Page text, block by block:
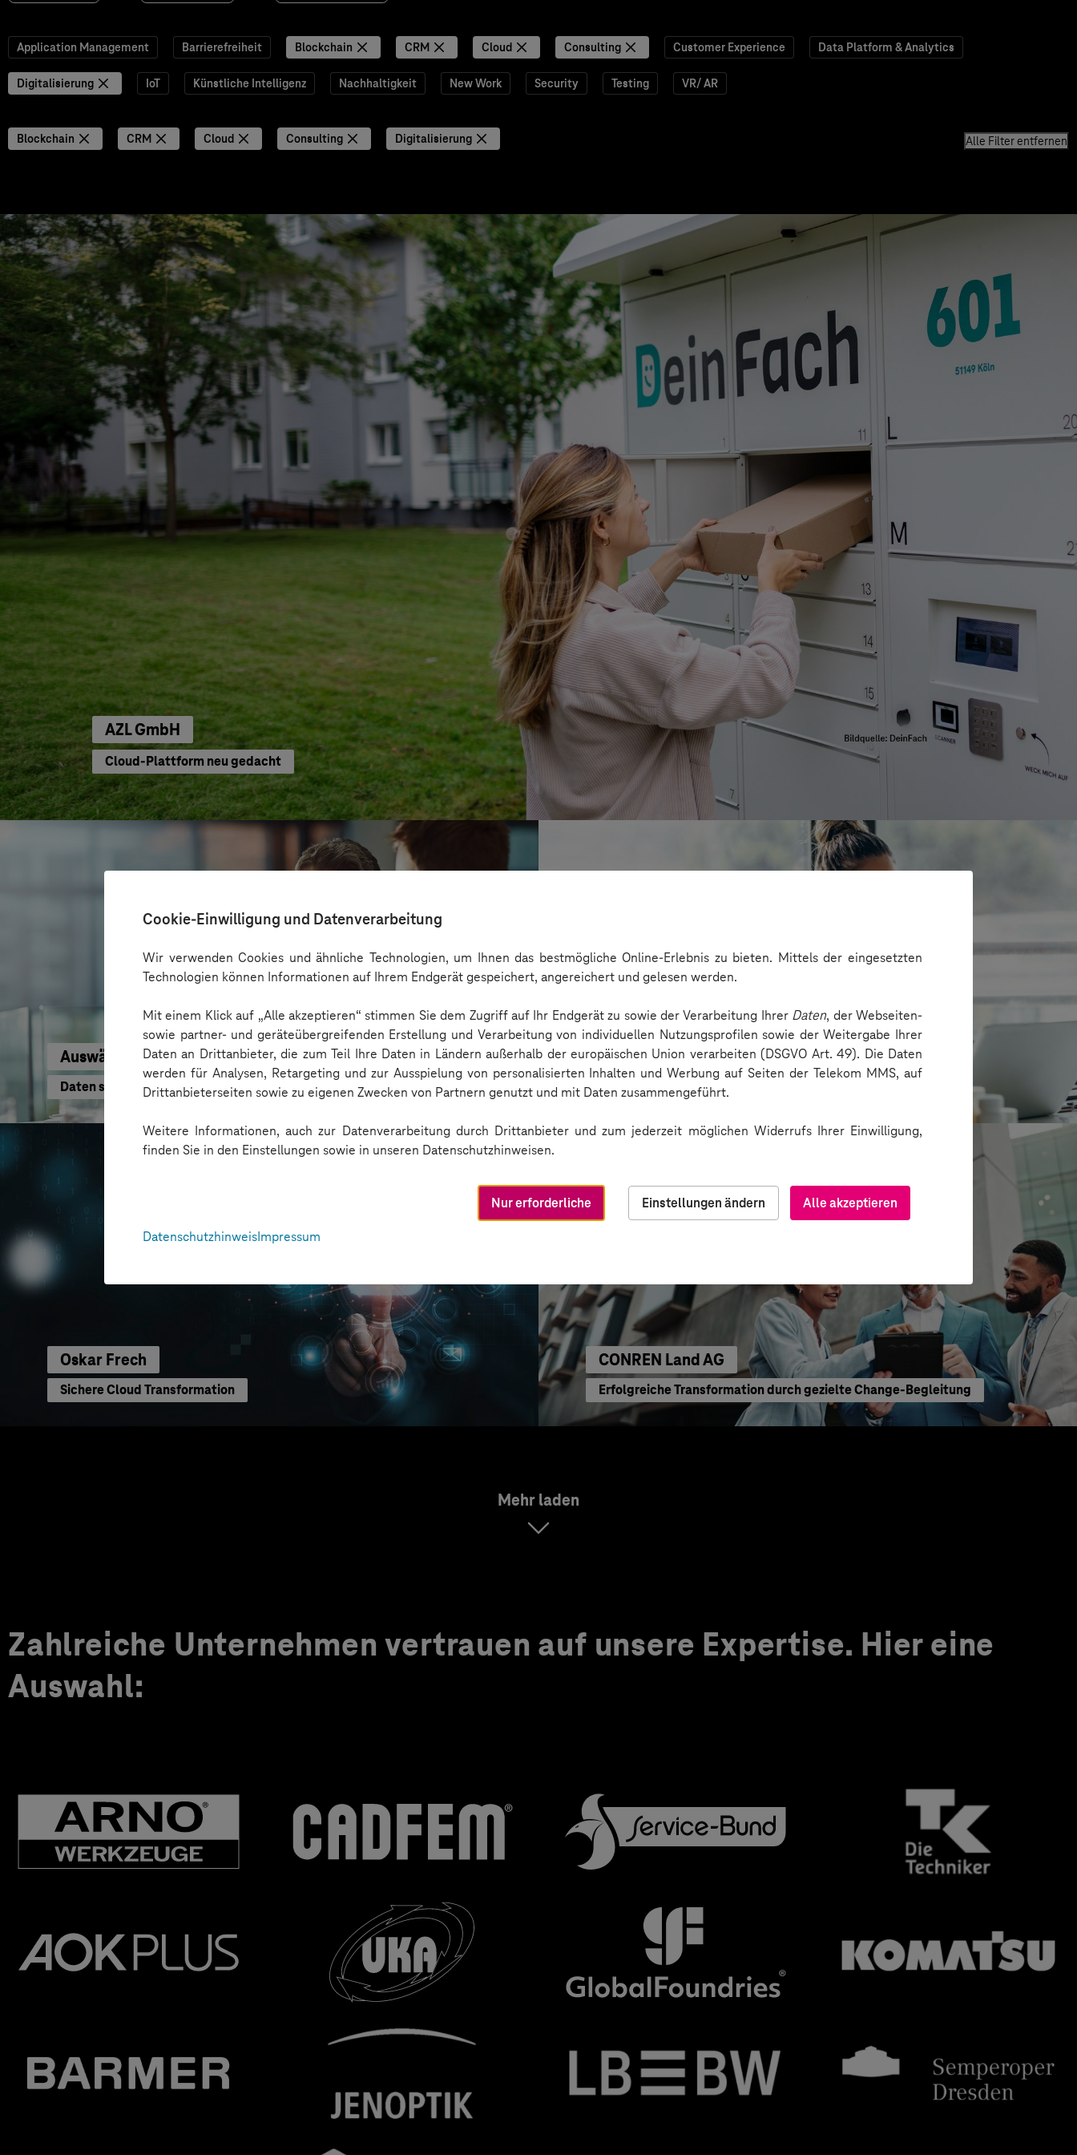
Cookie-Einwilligung und Datenverarbeitung
Wir verwenden Cookies und ähnliche Technologien, um Ihnen das bestmögliche Online-Erlebnis zu bieten. Mittels der eingesetzten
Technologien können Informationen auf Ihrem Endgerät gespeichert, angereichert und gelesen werden.
Mit einem Klick auf „Alle akzeptieren“ stimmen Sie dem Zugriff auf Ihr Endgerät zu sowie der Verarbeitung Ihrer Daten, der Webseiten-
sowie partner- und geräteübergreifenden Erstellung und Verarbeitung von individuellen Nutzungsprofilen sowie der Weitergabe Ihrer
Daten an Drittanbieter, die zum Teil Ihre Daten in Ländern außerhalb der europäischen Union verarbeiten (DSGVO Art. 49). Die Daten
werden für Analysen, Retargeting und zur Ausspielung von personalisierten Inhalten und Werbung auf Seiten der Telekom MMS, auf
Drittanbieterseiten sowie zu eigenen Zwecken von Partnern genutzt und mit Daten zusammengeführt.
Weitere Informationen, auch zur Datenverarbeitung durch Drittanbieter und zum jederzeit möglichen Widerrufs Ihrer Einwilligung,
finden Sie in den Einstellungen sowie in unseren Datenschutzhinweisen.
Alle akzeptieren
Nur erforderliche
Einstellungen ändern
DatenschutzhinweisImpressum
Application Management Barrierefreiheit Blockchain CRM Cloud Consulting Customer Experience Data Platform & Analytics
Digitalisierung IoT Künstliche Intelligenz Nachhaltigkeit New Work Security Testing VR/ AR
Blockchain CRM Cloud Consulting Digitalisierung Alle Filter entfernen
AZL GmbH
Cloud-Plattform neu gedacht
Auswärtiges Amt
Daten schneller nutzen
BARMER
Sichere Kommunikation über Messenger
Oskar Frech
Sichere Cloud Transformation
CONREN Land AG
Erfolgreiche Transformation durch gezielte Change-Begleitung
Mehr laden
Zahlreiche Unternehmen vertrauen auf unsere Expertise. Hier eine
Auswahl: